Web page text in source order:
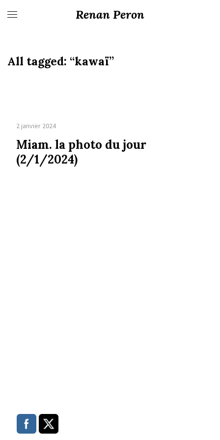
Renan Peron
All tagged: “kawaï”
2 janvier 2024
Miam. la photo du jour
(2/1/2024)